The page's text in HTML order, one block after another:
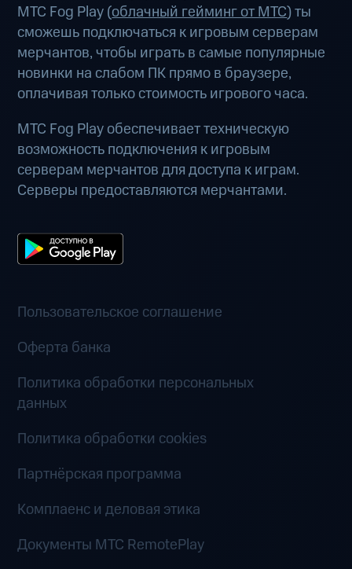
МТС Fog Play (облачный гейминг от МТС) ты
сможешь подключаться к игровым серверам
мерчантов, чтобы играть в самые популярные
новинки на слабом ПК прямо в браузере,
оплачивая только стоимость игрового часа.
МТС Fog Play обеспечивает техническую
возможность подключения к игровым
серверам мерчантов для доступа к играм.
Серверы предоставляются мерчантами.
Пользовательское соглашение
Оферта банка
Политика обработки персональных
данных
Политика обработки cookies
Партнёрская программа
Комплаенс и деловая этика
Документы MTC RemotePlay